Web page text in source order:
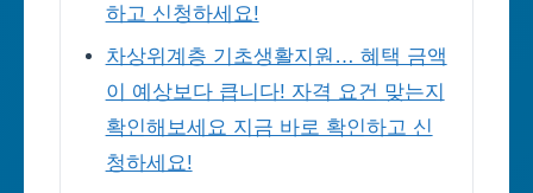
하고 신청하세요!
차상위계층 기초생활지원… 혜택 금액
이 예상보다 큽니다! 자격 요건 맞는지
확인해보세요 지금 바로 확인하고 신
청하세요!